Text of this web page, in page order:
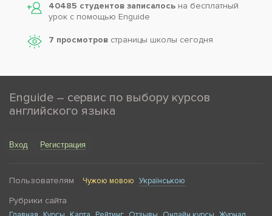
40485 студентов записалось на бесплатный
урок с помощью Enguide
7 просмотров страницы школы сегодня
Enguide – сервис по выбору курсов
английского языка
Вход Регистрация
Пользователям Чужою мовою Українською
Рубрики сайта